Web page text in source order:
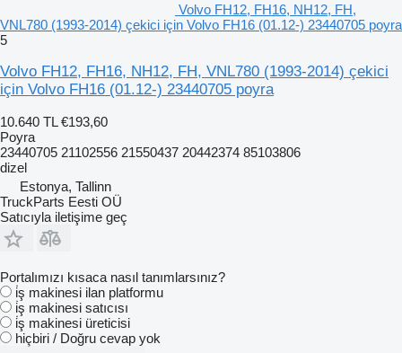
Volvo FH12, FH16, NH12, FH,
VNL780 (1993-2014) çekici için Volvo FH16 (01.12-) 23440705 poyra
5
Volvo FH12, FH16, NH12, FH, VNL780 (1993-2014) çekici
için Volvo FH16 (01.12-) 23440705 poyra
10.640 TL €193,60
Poyra
23440705 21102556 21550437 20442374 85103806
dizel
Estonya, Tallinn
TruckParts Eesti OÜ
Satıcıyla iletişime geç
Portalımızı kısaca nasıl tanımlarsınız?
i̇ş makinesi ilan platformu
i̇ş makinesi satıcısı
i̇ş makinesi üreticisi
hiçbiri / Doğru cevap yok